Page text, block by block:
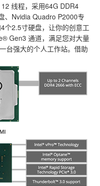
线程，采用64G DDR4
、Nvidia Quadro P2000专
个2.5寸硬盘，让你的创意工
Gen3 通道，满足您对大量
台强大的个人工作站。借助